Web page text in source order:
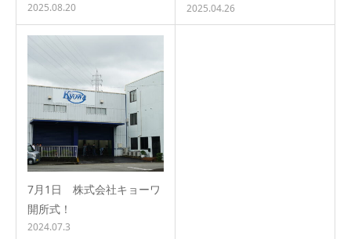
2025.08.20 2025.04.26
7月1日 株式会社キョーワ
開所式！
2024.07.3